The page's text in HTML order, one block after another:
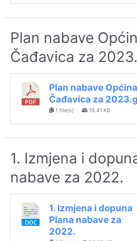
Plan nabave
Čađavica za
Plan nabave Općina
Čađavica za
1 file(s) 19.41 KB
1. Izmjena i
nabave za 2022.
1. Izmjena i dopuna
Plana nabave za
2022.